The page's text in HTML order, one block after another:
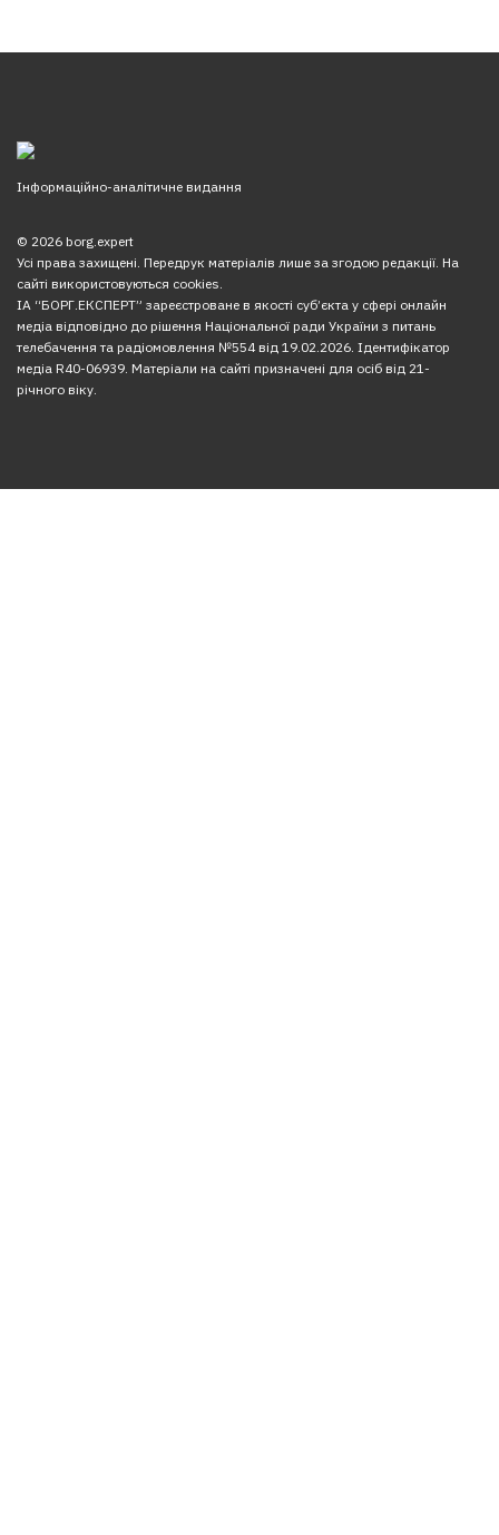
Інформаційно-аналітичне видання
© 2026 borg.expert
Усі права захищені. Передрук матеріалів лише за згодою редакції. На
сайті використовуються cookies.
ІА “БОРГ.ЕКСПЕРТ” зареєстроване в якості суб’єкта у сфері онлайн
медіа відповідно до рішення Національної ради України з питань
телебачення та радіомовлення №554 від 19.02.2026. Ідентифікатор
медіа R40-06939. Матеріали на сайті призначені для осіб від 21-
річного віку.